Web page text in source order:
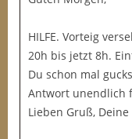
HILFE. Vorteig
20h bis jetzt 8h.
Du schon mal
Antwort unendlich
Lieben Gruß,